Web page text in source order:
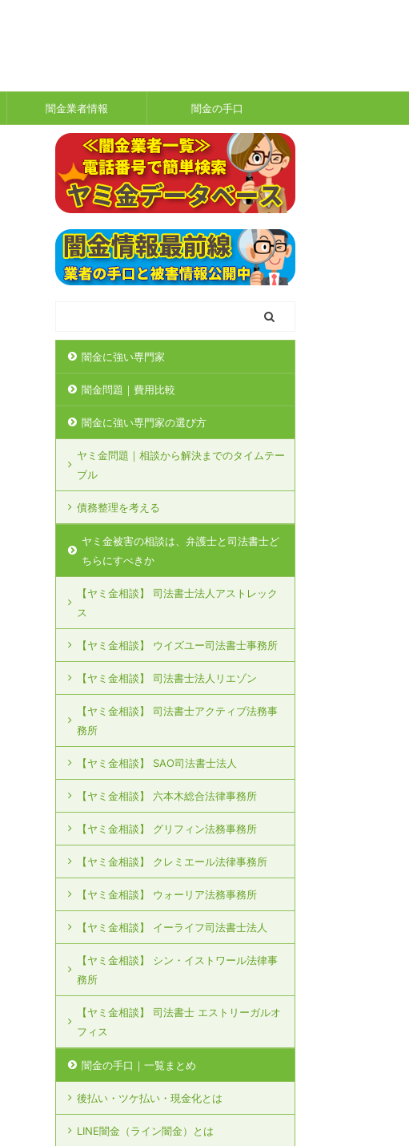
闇金業者情報 闇金の手口
闇金に強い専門家
闇金問題｜費用比較
闇金に強い専門家の選び方
ヤミ金問題｜相談から解決までのタイムテー
ブル
債務整理を考える
ヤミ金被害の相談は、弁護士と司法書士ど
ちらにすべきか
【ヤミ金相談】 司法書士法人アストレック
ス
【ヤミ金相談】 ウイズユー司法書士事務所
【ヤミ金相談】 司法書士法人リエゾン
【ヤミ金相談】 司法書士アクティブ法務事
務所
【ヤミ金相談】 SAO司法書士法人
【ヤミ金相談】 六本木総合法律事務所
【ヤミ金相談】 グリフィン法務事務所
【ヤミ金相談】 クレミエール法律事務所
【ヤミ金相談】 ウォーリア法務事務所
【ヤミ金相談】 イーライフ司法書士法人
【ヤミ金相談】 シン・イストワール法律事
務所
【ヤミ金相談】 司法書士 エストリーガルオ
フィス
闇金の手口｜一覧まとめ
後払い・ツケ払い・現金化とは
LINE闇金（ライン闇金）とは